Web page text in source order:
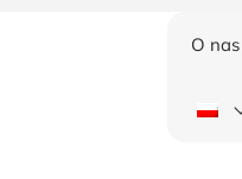
O nas